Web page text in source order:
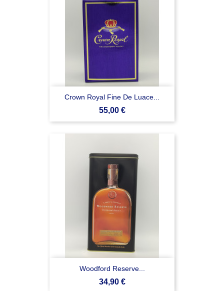
Crown Royal Fine De Luace...
Prezzo
55,00 €
Woodford Reserve...
Prezzo
34,90 €